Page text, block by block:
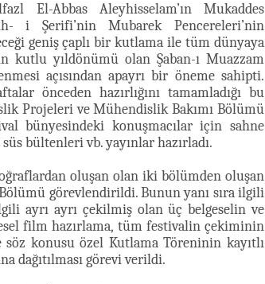
El-Abbas Aleyhisselam’ın Mukaddes
i Şerifi’nin Mubarek Pencereleri’nin
geniş çaplı bir kutlama ile tüm dünyaya
kutlu yıldönümü olan Şaban-ı Muazzam
açısından apayrı bir öneme sahipti.
önceden hazırlığını tamamladığı bu
Projeleri ve Mühendislik Bakımı Bölümü
bünyesindeki konuşmacılar için sahne
bültenleri vb. yayınlar hazırladı.
oluşan olan iki bölümden oluşan
görevlendirildi. Bunun yanı sıra ilgili
ayrı ayrı çekilmiş olan üç belgeselin ve
film hazırlama, tüm festivalin çekiminin
söz konusu özel Kutlama Töreninin kayıtlı
dağıtılması görevi verildi.